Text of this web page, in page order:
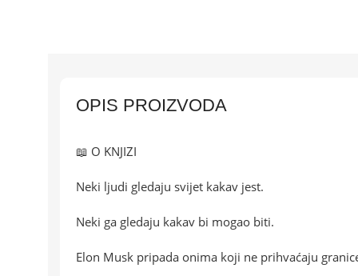
OPIS PROIZVODA
📖 O KNJIZI
Neki ljudi gledaju svijet kakav jest.
Neki ga gledaju kakav bi mogao biti.
Elon Musk pripada onima koji ne prihvaćaju